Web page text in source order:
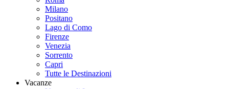
Milano
Positano
Lago di Como
Firenze
Venezia
Sorrento
Capri
Tutte le Destinazioni
Vacanze